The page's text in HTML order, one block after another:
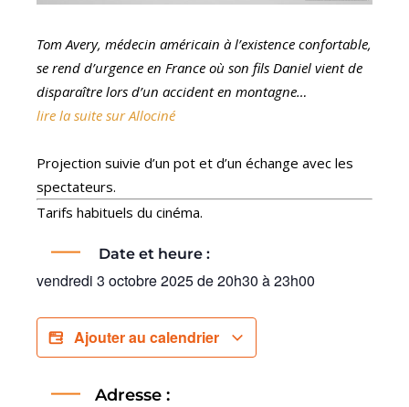
Tom Avery, médecin américain à l’existence confortable,
se rend d’urgence en France où son fils Daniel vient de
disparaître lors d’un accident en montagne…
lire la suite sur Allociné
Projection suivie d’un pot et d’un échange avec les
spectateurs.
Tarifs habituels du cinéma.
Date et heure :
vendredi 3 octobre 2025de20h30 à23h00
Ajouter au calendrier
Adresse :